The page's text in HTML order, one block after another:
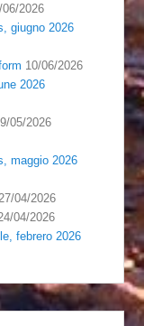
06/2026
giugno 2026
10/06/2026
2026
05/2026
maggio 2026
27/04/2026
04/2026
febrero 2026